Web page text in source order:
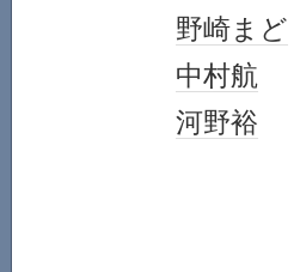
野崎まど
中村航
河野裕